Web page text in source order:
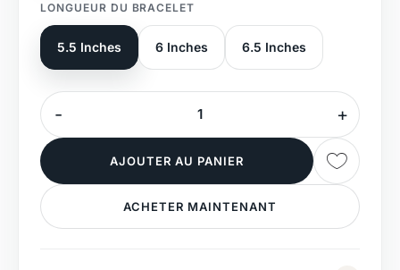
LONGUEUR DU BRACELET
5.5 Inches 6 Inches 6.5 Inches
AJOUTER AU PANIER
ACHETER MAINTENANT